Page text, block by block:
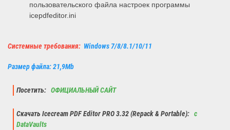
пользовательского файла настроек программы
icepdfeditor.ini
Системные требования: Windows 7/8/8.1/10/11
Размер файла: 21,9Mb
Посетить: ОФИЦИАЛЬНЫЙ САЙТ
Скачать Icecream PDF Editor PRO 3.32 (Repack & Portable): с
DataVaults